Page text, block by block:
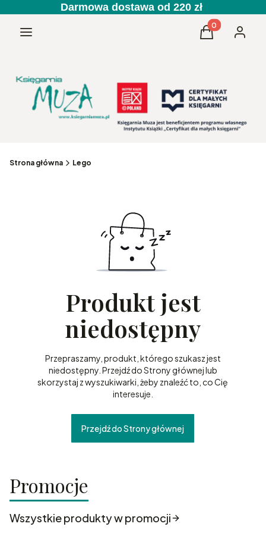
Darmowa dostawa od 220 zł
Menu Produkty w
Koszyk
Strona główna Lego
Produkt jest
niedostępny
Przepraszamy, produkt, którego szukasz jest
niedostępny. Przejdź do Strony głównej lub
skorzystaj z wyszukiwarki, żeby znaleźć to, co Cię
interesuje.
Przejdź do Strony głównej
Promocje
Wszystkie produkty w promocji